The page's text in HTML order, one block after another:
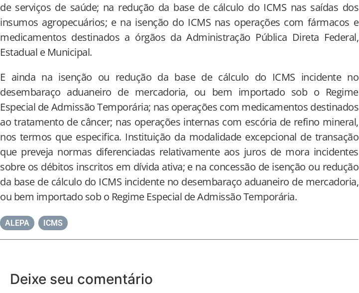
de serviços de saúde; na redução da base de cálculo do ICMS nas saídas dos
insumos agropecuários; e na isenção do ICMS nas operações com fármacos e
medicamentos destinados a órgãos da Administração Pública Direta Federal,
Estadual e Municipal.
E ainda na isenção ou redução da base de cálculo do ICMS incidente no
desembaraço aduaneiro de mercadoria, ou bem importado sob o Regime
Especial de Admissão Temporária; nas operações com medicamentos destinados
ao tratamento de câncer; nas operações internas com escória de refino mineral,
nos termos que especifica. Instituição da modalidade excepcional de transação
que preveja normas diferenciadas relativamente aos juros de mora incidentes
sobre os débitos inscritos em dívida ativa; e na concessão de isenção ou redução
da base de cálculo do ICMS incidente no desembaraço aduaneiro de mercadoria,
ou bem importado sob o Regime Especial de Admissão Temporária.
ALEPA ICMS
Deixe seu comentário